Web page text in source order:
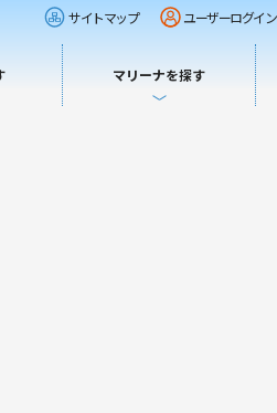
サイトマップ ユーザーログイン
マリーナを探す